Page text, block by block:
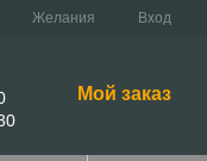
Желания Вход
Мой заказ